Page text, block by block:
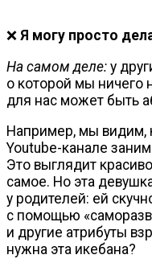
❌ Я могу просто
На самом деле: у
о которой мы ничего
для нас может быть
Например, мы видим,
Youtube-канале
Это выглядит
самое. Но эта
у родителей: ей
с помощью
и другие атрибуты
нужна эта икебана?